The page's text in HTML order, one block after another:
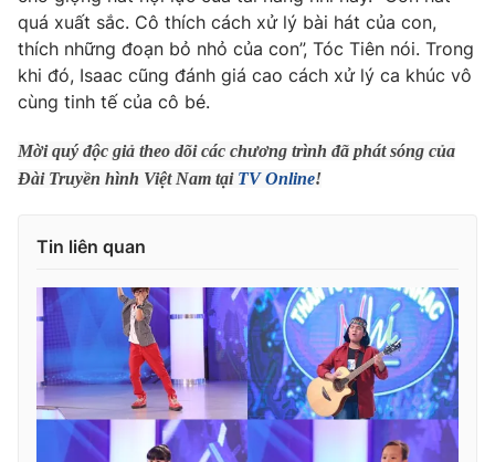
Video Shorts video
VTV Sức khoẻ
Thị trường 24h
VTV4 Vươn mình bằng AI
VTV9 VTV8
Liên hệ tòa soạn English
quá xuất sắc. Cô thích cách xử lý bài hát của con,
thích những đoạn bỏ nhỏ của con”, Tóc Tiên nói. Trong
khi đó, Isaac cũng đánh giá cao cách xử lý ca khúc vô
cùng tinh tế của cô bé.
Mời quý độc giả theo dõi các chương trình đã phát sóng của
Đài Truyền hình Việt Nam tại TV Online!
Tin liên quan